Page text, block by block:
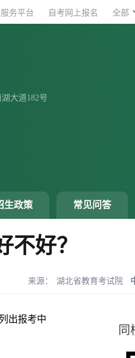
服务平台 自考网上报名 全部
大道182号
生政策 常见问答
好？
来源： 湖北省教育考试院
出报考中
服务平台 自考网上报名 全部